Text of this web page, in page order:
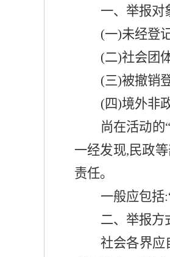
一、举报对
(一)未经登
(二)社会团
(三)被撤销
(四)境外非
尚在活动的
一经发现,民政
责任。
一般应包括
二、举报方
社会各界应